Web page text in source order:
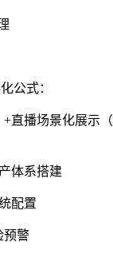
公式：
直播场景化展示
体系搭建
配置
预警